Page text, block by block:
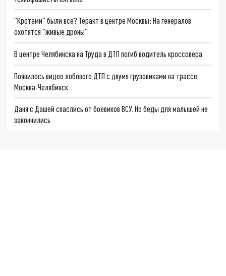
"Кротами" были все? Теракт в центре Москвы: На генералов
охотятся "живые дроны"
В центре Челябинска на Труда в ДТП погиб водитель кроссовера
Появилось видео лобового ДТП с двумя грузовиками на трассе
Москва-Челябинск
Даня с Дашей спаслись от боевиков ВСУ. Но беды для малышей не
закончились